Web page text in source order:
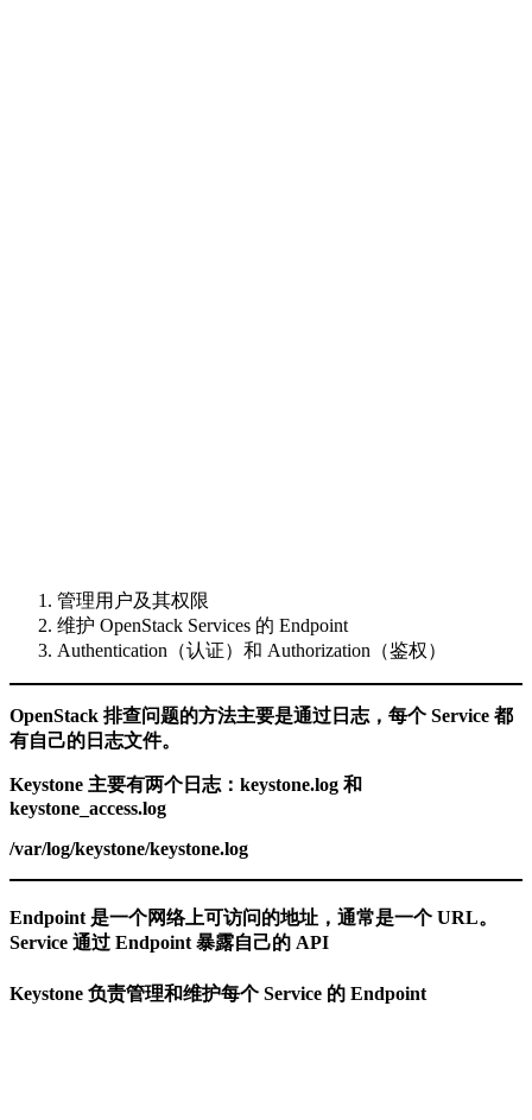
管理用户及其权限
维护 OpenStack Services 的 Endpoint
Authentication（认证）和 Authorization（鉴权）
OpenStack 排查问题的方法主要是通过日志，每个 Service 都
有自己的日志文件。
Keystone 主要有两个日志：keystone.log 和
keystone_access.log
/var/log/keystone/keystone.log
Endpoint 是一个网络上可访问的地址，通常是一个 URL。
Service 通过 Endpoint 暴露自己的 API
Keystone 负责管理和维护每个 Service 的 Endpoint